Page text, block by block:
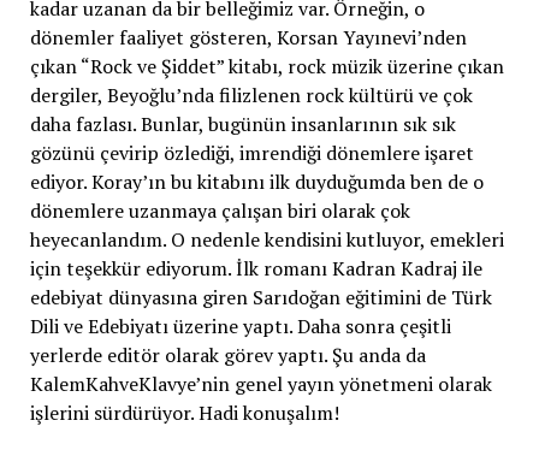
kadar uzanan da bir belleğimiz var. Örneğin, o
dönemler faaliyet gösteren, Korsan Yayınevi’nden
çıkan “Rock ve Şiddet” kitabı, rock müzik üzerine çıkan
dergiler, Beyoğlu’nda filizlenen rock kültürü ve çok
daha fazlası. Bunlar, bugünün insanlarının sık sık
gözünü çevirip özlediği, imrendiği dönemlere işaret
ediyor. Koray’ın bu kitabını ilk duyduğumda ben de o
dönemlere uzanmaya çalışan biri olarak çok
heyecanlandım. O nedenle kendisini kutluyor, emekleri
için teşekkür ediyorum. İlk romanı Kadran Kadraj ile
edebiyat dünyasına giren Sarıdoğan eğitimini de Türk
Dili ve Edebiyatı üzerine yaptı. Daha sonra çeşitli
yerlerde editör olarak görev yaptı. Şu anda da
KalemKahveKlavye’nin genel yayın yönetmeni olarak
işlerini sürdürüyor. Hadi konuşalım!